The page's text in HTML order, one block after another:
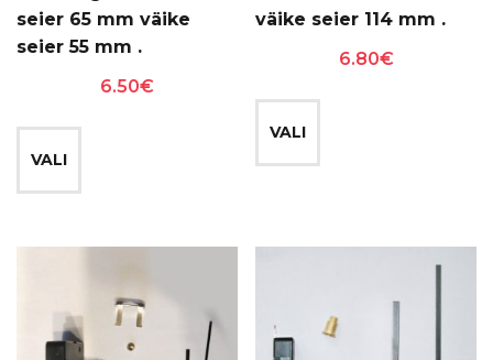
seier 65 mm väike
seier 55 mm .
6.50€
VALI
Sellel
varianti.
saab
teha
väike seier 114 mm .
6.80€
VALI
Sellel
Valikuid
teha
tootelehel.